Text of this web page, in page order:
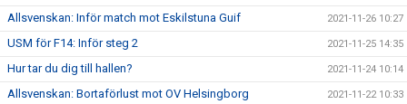
Allsvenskan: Inför match mot Eskilstuna Guif 2021-11-26 10:27
USM för F14: Inför steg 2 2021-11-25 14:35
Hur tar du dig till hallen? 2021-11-24 10:14
Allsvenskan: Bortaförlust mot OV Helsingborg 2021-11-22 10:33